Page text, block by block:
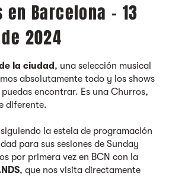
Barcelona - 13
2024
la ciudad , una selección musical
absolutamente todo y los shows
encontrar. Es una Churros,
diferente.
la estela de programación
para sus sesiones de Sunday
por primera vez en BCN con la
, que nos visita directamente